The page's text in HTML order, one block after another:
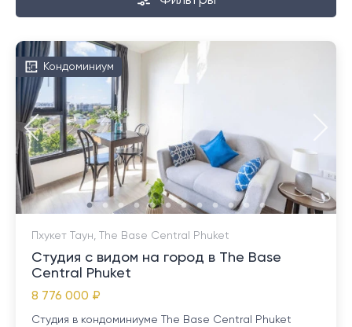
Кондоминиум
Пхукет Таун, The Base Central Phuket
Студия с видом на город в The Base
Central Phuket
8 776 000 ₽
Студия в кондоминиуме The Base Central Phuket